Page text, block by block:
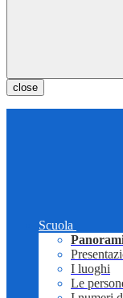
close
Scuola
I luoghi
Le